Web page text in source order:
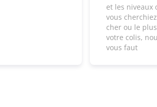
et les niveaux
vous
cher ou le
votre colis,
vous faut